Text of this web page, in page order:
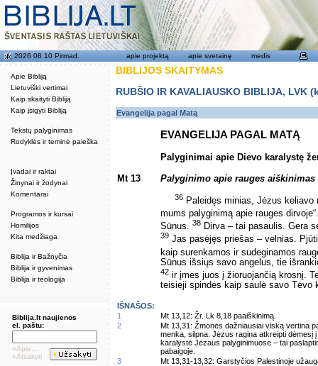
Apie Bibliją
Lietuviški vertimai
Kaip skaityti Bibliją
Kaip įsigyti Bibliją
Tekstų palyginimas
Rodyklės ir teminė paieška
Įvadai ir raktai
Žinynai ir žodynai
Komentarai
Programos ir kursai
Homilijos
Kita medžiaga
Biblija ir Bažnyčia
Biblija ir gyvenimas
Biblija ir teologija
2026 08 10 Pirmad. apie projektą apie svetainę medis
Biblija.lt naujienos
el. paštu:
»Apie...
»Atsakyti
BIBLIJOS SKAITYMAS
RUBŠIO IR KAVALIAUSKO BIBLIJA,
Evangelija pagal Matą
EVANGELIJA PAGAL MATĄ
Palyginimai apie Dievo karalystę
Mt 13 Palyginimo apie rauges aiškinimas
36 Paleidęs minias, Jėzus keliavo
mums palyginimą apie rauges
Sūnus. 38 Dirva – tai pasaulis. Gera
39 Jas pasėjęs priešas – velnias.
kaip surenkamos ir sudeginamos
Sūnus išsiųs savo angelus, tie
42 ir įmes juos į žioruojančią krosnį.
teisieji spindės kaip saulė savo Tėvo
IŠNAŠOS:
1
Mt 13,12: Žr. Lk 8,18 paaiškinimą.
2
Mt 13,31: Žmonės dažniausiai viską vertina
menka, silpna. Jėzus ragina atkreipti dėmesį
karalystė Jėzaus palyginimuose – tai
pabaigoje.
3
Mt 13,31-13,32: Garstyčios Palestinoje